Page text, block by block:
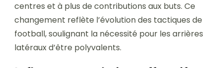
centres et à plus de contributions aux buts. Ce
changement reflète l’évolution des tactiques de
football, soulignant la nécessité pour les arrières
latéraux d’être polyvalents.